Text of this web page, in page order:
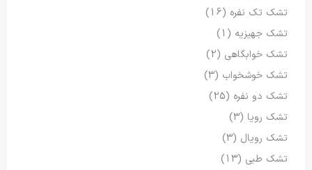
تشک تک نفره (16)
تشک جهیزیه (1)
تشک خوابگاهی (2)
تشک خوشخواب (3)
تشک دو نفره (25)
تشک رویا (3)
تشک رویال (3)
تشک طبی (13)